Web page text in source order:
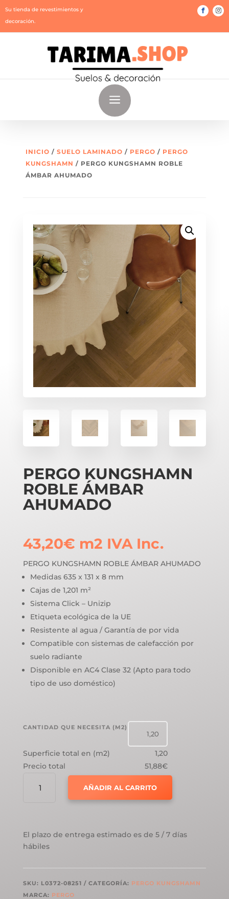
Su tienda de revestimientos y
decoración.
a
INICIO / SUELO LAMINADO / PERGO / PERGO
KUNGSHAMN / PERGO KUNGSHAMN ROBLE
ÁMBAR AHUMADO
PERGO KUNGSHAMN
ROBLE ÁMBAR
AHUMADO
43,20€ m2 IVA Inc.
PERGO KUNGSHAMN ROBLE ÁMBAR AHUMADO
Medidas 635 x 131 x 8 mm
Cajas de 1,201 m²
Sistema Click – Unizip
Etiqueta ecológica de la UE
Resistente al agua / Garantía de por vida
Compatible con sistemas de calefacción por
suelo radiante
Disponible en AC4 Clase 32 (Apto para todo
tipo de uso doméstico)
CANTIDAD QUE NECESITA (M2)
Superficie total en (m2)
1,20
Precio total
51,88€
KUNGSHAMN
CANTIDAD
AÑADIR AL CARRITO
El plazo de entrega estimado es de 5 / 7 días
hábiles
SKU: L0372-08251 CATEGORÍA: PERGO KUNGSHAMN
MARCA: PERGO